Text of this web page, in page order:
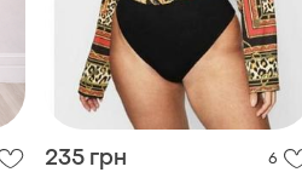
235 грн 6